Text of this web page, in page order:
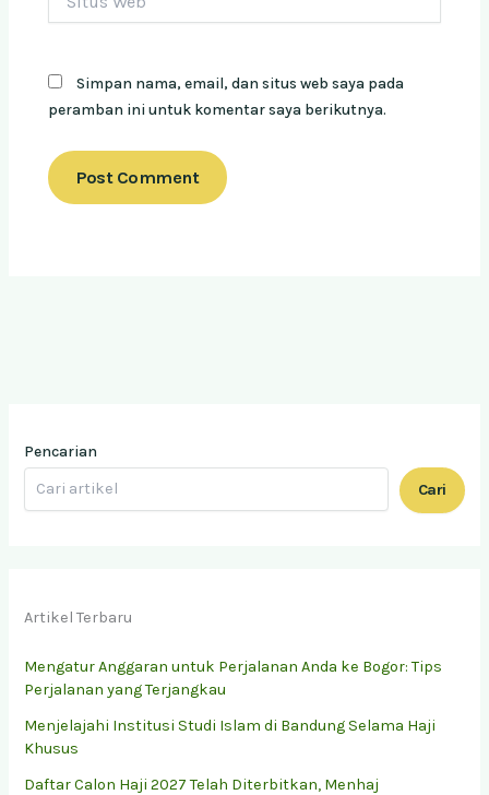
Web
Simpan nama, email, dan situs web saya pada
peramban ini untuk komentar saya berikutnya.
Pencarian
Cari
Artikel Terbaru
Mengatur Anggaran untuk Perjalanan Anda ke Bogor: Tips
Perjalanan yang Terjangkau
Menjelajahi Institusi Studi Islam di Bandung Selama Haji
Khusus
Daftar Calon Haji 2027 Telah Diterbitkan, Menhaj